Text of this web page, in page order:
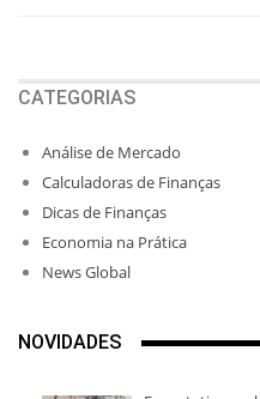
CATEGORIAS
Análise de Mercado
Calculadoras de Finanças
Dicas de Finanças
Economia na Prática
News Global
NOVIDADES